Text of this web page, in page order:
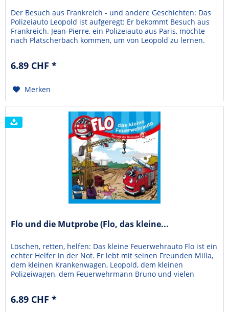
Der Besuch aus Frankreich - und andere Geschichten: Das
Polizeiauto Leopold ist aufgeregt: Er bekommt Besuch aus
Frankreich. Jean-Pierre, ein Polizeiauto aus Paris, möchte
nach Plätscherbach kommen, um von Leopold zu lernen.
würde.Da kommt Flo, das kleine...
6.89 CHF *
Merken
Flo und die Mutprobe (Flo, das kleine...
Löschen, retten, helfen: Das kleine Feuerwehrauto Flo ist ein
echter Helfer in der Not. Er lebt mit seinen Freunden Milla,
dem kleinen Krankenwagen, Leopold, dem kleinen
Polizeiwagen, dem Feuerwehrmann Bruno und vielen
schwappen. Dann wäre das ganze Dorf unter Wasser....
6.89 CHF *